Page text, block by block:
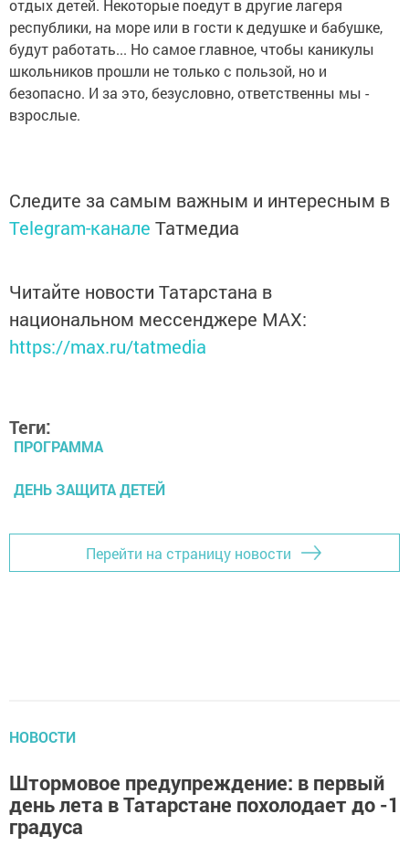
отдых детей. Некоторые поедут в другие лагеря
республики, на море или в гости к дедушке и бабушке,
будут работать... Но самое главное, чтобы каникулы
школьников прошли не только с пользой, но и
безопасно. И за это, безусловно, ответственны мы -
взрослые.
Следите за самым важным и интересным в
Telegram-канале Татмедиа
Читайте новости Татарстана в
национальном мессенджере MАХ:
https://max.ru/tatmedia
Теги:
ПРОГРАММА
ДЕНЬ ЗАЩИТА ДЕТЕЙ
Перейти на страницу новости
НОВОСТИ
Штормовое предупреждение: в первый
день лета в Татарстане похолодает до -1
градуса